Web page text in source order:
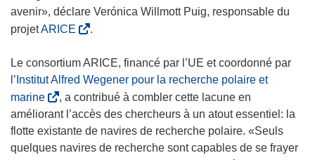
avenir», déclare Verónica Willmott Puig, responsable du
projetARICE
’
o
u
v
r
e
.
Le consortium ARICE, financé par l’UE et coordonné par
l’Institut Alfred Wegener pour la recherche polaire et
marine(
s
’
o
, a contribué à combler cette lacune en
améliorant l’accès des chercheurs à un atout essentiel: la
flotte existante de navires de recherche polaire. «Seuls
quelques navires de recherche sont capables de se frayer